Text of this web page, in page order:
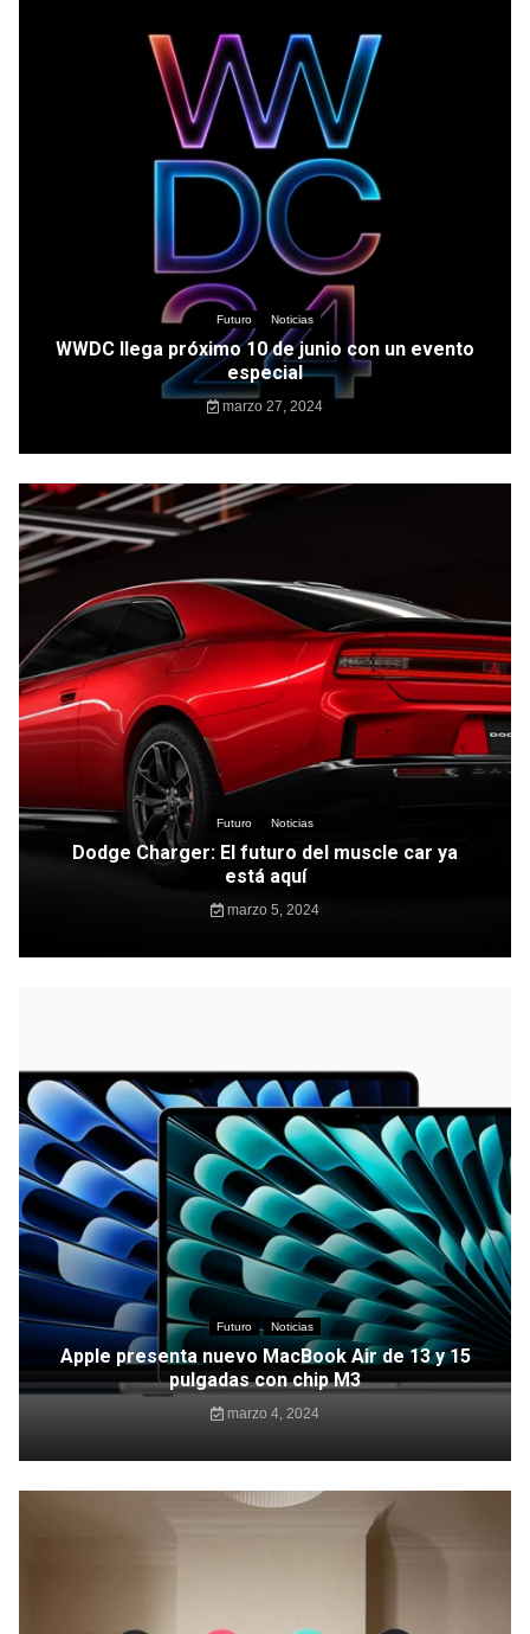
Futuro Noticias
WWDC llega próximo 10 de junio con un evento
especial
marzo 27, 2024
Futuro Noticias
Dodge Charger: El futuro del muscle car ya
está aquí
marzo 5, 2024
Futuro Noticias
Apple presenta nuevo MacBook Air de 13 y 15
pulgadas con chip M3
marzo 4, 2024